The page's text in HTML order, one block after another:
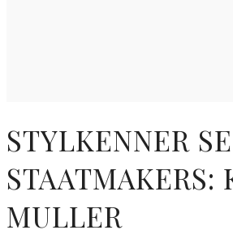
STYLKENNER SE
STAATMAKERS:
MULLER